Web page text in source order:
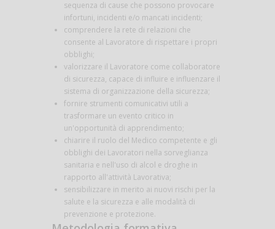
sequenza di cause che possono provocare
infortuni, incidenti e/o mancati incidenti;
comprendere la rete di relazioni che
consente al Lavoratore di rispettare i propri
obblighi;
valorizzare il Lavoratore come collaboratore
di sicurezza, capace di influire e influenzare il
sistema di organizzazione della sicurezza;
fornire strumenti comunicativi utili a
trasformare un evento critico in
un'opportunità di apprendimento;
chiarire il ruolo del Medico competente e gli
obblighi dei Lavoratori nella sorveglianza
sanitaria e nell'uso di alcol e droghe in
rapporto all'attività Lavorativa;
sensibilizzare in merito ai nuovi rischi per la
salute e la sicurezza e alle modalità di
prevenzione e protezione.